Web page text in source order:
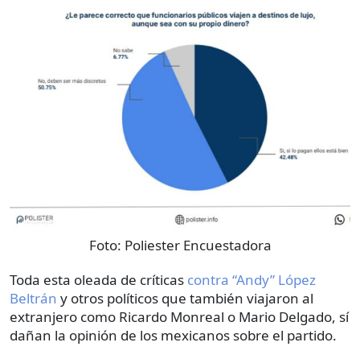
Foto: Poliester Encuestadora
Toda esta oleada de críticas contra “Andy” López
Beltrán y otros políticos que también viajaron al
extranjero como Ricardo Monreal o Mario Delgado, sí
dañan la opinión de los mexicanos sobre el partido.